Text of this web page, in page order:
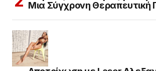
Μια Σύγχρονη Θεραπευτική